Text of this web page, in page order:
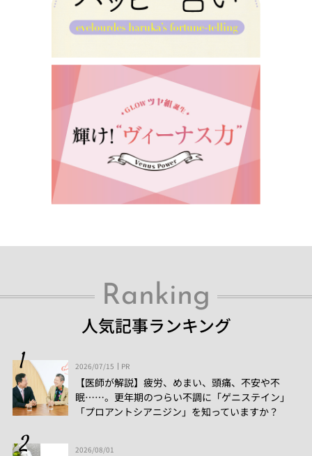
Ranking
人気記事ランキング
2026/07/15 PR
【医師が解説】疲労、めまい、頭痛、不安や不
眠……。更年期のつらい不調に「ゲニステイン」
「プロアントシアニジン」を知っていますか？
2026/08/01